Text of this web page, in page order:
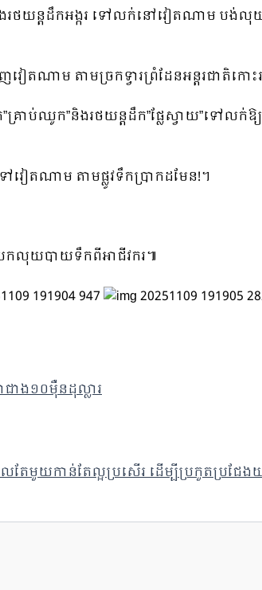
ងរថយន្តដឹកអង្ករ ទៅលក់នៅវៀតណាម បង់
តណាម តាមច្រកទ្វារព្រំដែនអន្តរជាតិកោះ
”គ្រាប់ឈូក”និងរថយន្តដឹក”ផ្លែស្វាយ”ទ
ៀតណាម តាមផ្លូវទឹកប្រាកដមែន!។
យកលុយបាយទឹកពីអាជីវករ៕
ង១០ម៉ឺនដុល្លារ
ែមួយកាន់តែល្អប្រសើរ ដើម្បីប្រកួតប្រជែង